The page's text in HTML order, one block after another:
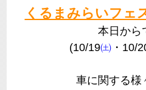
くるまみらいフェ
本日から
(10/19㈯ ・10/
車に関する様